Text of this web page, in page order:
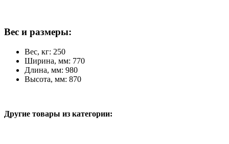
Вес и размеры:
Вес, кг: 250
Ширина, мм: 770
Длина, мм: 980
Высота, мм: 870
Другие товары из категории: